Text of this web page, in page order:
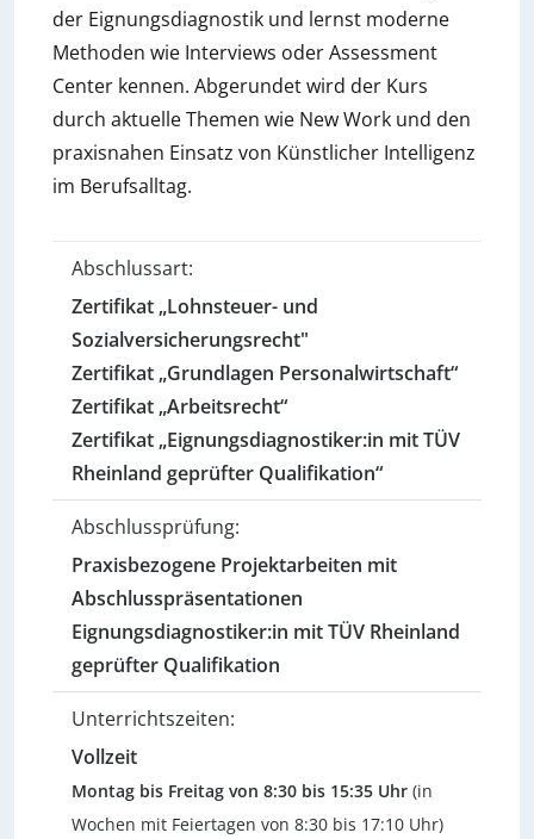
der Eignungsdiagnostik und lernst moderne
Methoden wie Interviews oder Assessment
Center kennen. Abgerundet wird der Kurs
durch aktuelle Themen wie New Work und den
praxisnahen Einsatz von Künstlicher Intelligenz
im Berufsalltag.
Abschlussart:
Zertifikat „Lohnsteuer- und
Sozialversicherungsrecht"
Zertifikat „Grundlagen Personalwirtschaft“
Zertifikat „Arbeitsrecht“
Zertifikat „Eignungsdiagnostiker:in mit TÜV
Rheinland geprüfter Qualifikation“
Abschlussprüfung:
Praxisbezogene Projektarbeiten mit
Abschlusspräsentationen
Eignungsdiagnostiker:in mit TÜV Rheinland
geprüfter Qualifikation
Unterrichtszeiten:
Vollzeit
Montag bis Freitag von 8:30 bis 15:35 Uhr (in
Wochen mit Feiertagen von 8:30 bis 17:10 Uhr)